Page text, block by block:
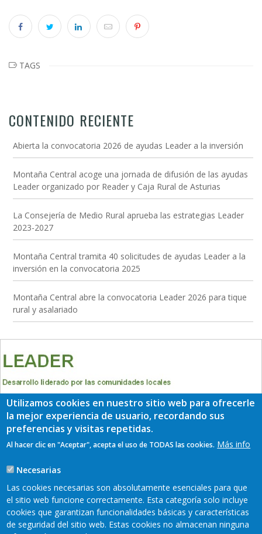
TAGS
CONTENIDO RECIENTE
Abierta la convocatoria 2026 de ayudas Leader a la inversión
Montaña Central acoge una jornada de difusión de las ayudas
Leader organizado por Reader y Caja Rural de Asturias
La Consejería de Medio Rural aprueba las estrategias Leader
2023-2027
Montaña Central tramita 40 solicitudes de ayudas Leader a la
inversión en la convocatoria 2025
Montaña Central abre la convocatoria Leader 2026 para tique
rural y asalariado
Utilizamos cookies en nuestro sitio web para ofrecerle
la mejor experiencia de usuario, recordando sus
preferencias y visitas repetidas.
Al hacer clic en "Aceptar", acepta el uso de TODAS las cookies. Más info
Necesarias
Las cookies necesarias son absolutamente esenciales para que
el sitio web funcione correctamente. Esta categoría solo incluye
cookies que garantizan funcionalidades básicas y características
de seguridad del sitio web. Estas cookies no almacenan ninguna